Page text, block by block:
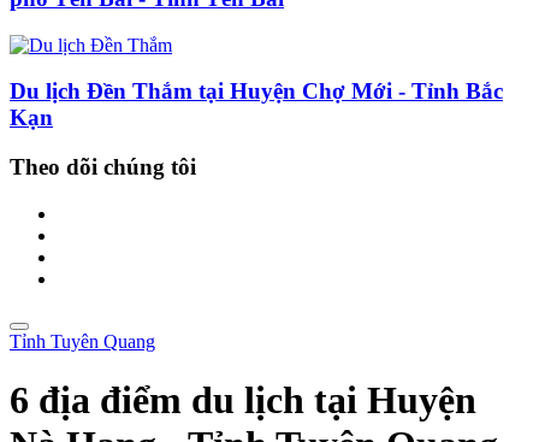
Du lịch Đền Thắm tại Huyện Chợ Mới - Tỉnh Bắc
Kạn
Theo dõi chúng tôi
Tỉnh Tuyên Quang
6 địa điểm du lịch tại Huyện